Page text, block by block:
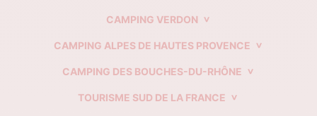
CAMPING VERDON
CAMPING ALPES DE HAUTES PROVENCE
CAMPING DES BOUCHES-DU-RHÔNE
TOURISME SUD DE LA FRANCE